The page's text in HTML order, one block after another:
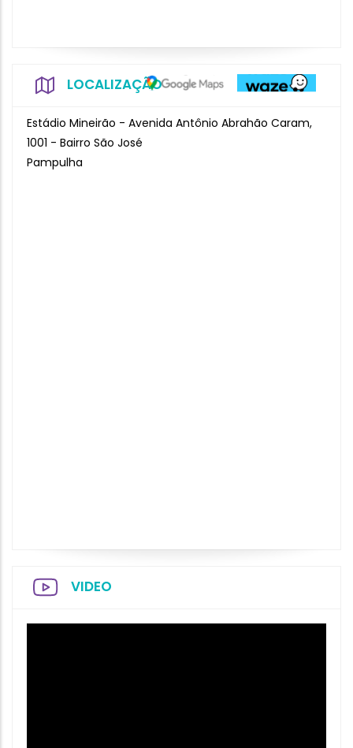
LOCALIZAÇÃO
Estádio Mineirão - Avenida Antônio Abrahão Caram,
1001 - Bairro São José
Pampulha
VIDEO